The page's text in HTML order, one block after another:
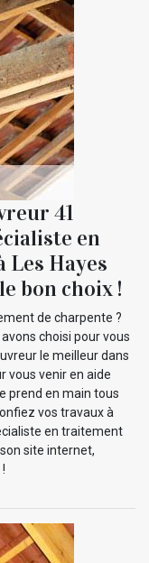
41
en
Hayes
bon choix !
de charpente ?
choisi pour vous
le meilleur dans
vous venir en aide
prend en main tous
vos travaux à
en traitement
site internet,